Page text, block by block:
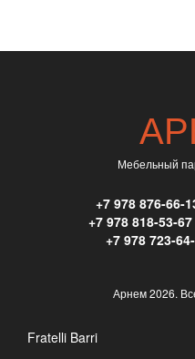
Мебельный
+7 978 876-66-
+7 978 818-53-67
+7 978 723-
Арнем2026.
Fratelli Barri